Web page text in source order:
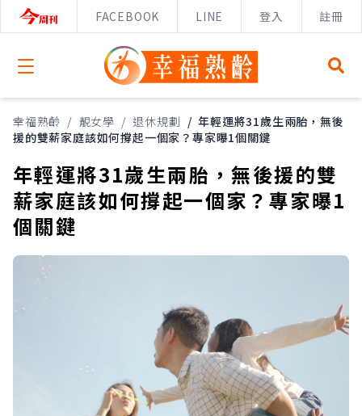
FACEBOOK LINE 登入 註冊
Open menu
幸福熟齡 / 靚女學 / 退休規劃 / 年輕運將31歲生兩胎，無後
援的雙薪家庭該如何撐起一個家？專家曝1個關鍵
年輕運將31歲生兩胎，無後援的雙
薪家庭該如何撐起一個家？專家曝1
個關鍵